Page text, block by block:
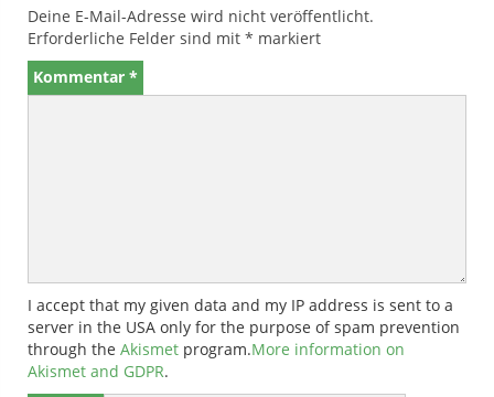
Deine E-Mail-Adresse wird nicht veröffentlicht.
Erforderliche Felder sind mit * markiert
Kommentar *
I accept that my given data and my IP address is sent to a
server in the USA only for the purpose of spam prevention
through the Akismet program.More information on
Akismet and GDPR.